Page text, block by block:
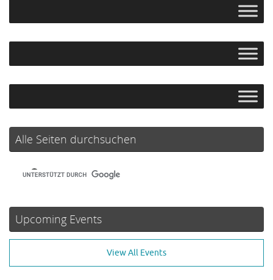
Alle Seiten durchsuchen
Upcoming Events
View All Events